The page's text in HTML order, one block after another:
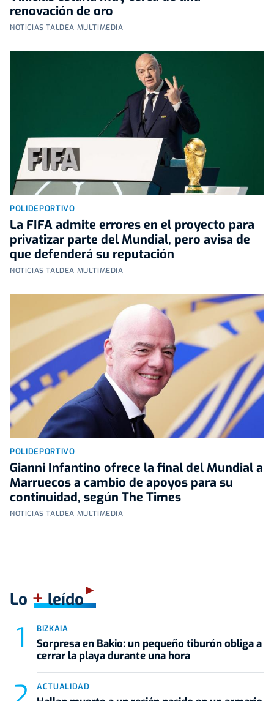
renovación de oro
NOTICIAS TALDEA MULTIMEDIA
POLIDEPORTIVO
La FIFA admite errores en el proyecto para
privatizar parte del Mundial, pero avisa de
que defenderá su reputación
NOTICIAS TALDEA MULTIMEDIA
POLIDEPORTIVO
Gianni Infantino ofrece la final del Mundial a
Marruecos a cambio de apoyos para su
continuidad, según The Times
NOTICIAS TALDEA MULTIMEDIA
Lo +leído
BIZKAIA
Sorpresa en Bakio: un pequeño tiburón obliga a
cerrar la playa durante una hora
ACTUALIDAD